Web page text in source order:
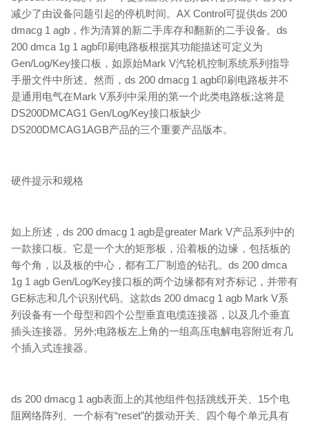
减少了由设备问题引起的停机时间。AX Control可提供ds 200
dmacg 1 agb，作为清算的新二手库存和翻新的二手设备。ds
200 dmca 1g 1 agb印刷电路板根据其功能描述可定义为
Gen/Log/Key接口板，如原始Mark V汽轮机控制系统系列指导
手册文件中所述。然而，ds 200 dmacg 1 agb印刷电路板并不
是通用电气在Mark V系列中采用的第一个此类电路板;这将是
DS200DMCAG1 Gen/Log/Key接口板缺少
DS200DMCAG1AGB产品的三个重要产品版本。
硬件提示和规格
如上所述，ds 200 dmacg 1 agb是greater Mark V产品系列中的
一款接口板。它是一个大的矩形板，沿着板的边缘，包括板的
每个角，以及板的中心，都有工厂制造的钻孔。ds 200 dmca
1g 1 agb Gen/Log/Key接口板的两个边缘都有对齐标记，并带有
GE标志和几个识别代码。这款ds 200 dmacg 1 agb Mark V系
列设备有一个母型和四个公型垂直电缆连接器，以及几个垂直
插头连接器。另外;电路板左上角的一组高压电解电容附近有几
个插入式连接器。
ds 200 dmacg 1 agb表面上的其他组件包括跳线开关、15个电
阻网络阵列、一个标有“reset”的拨动开关、四个每个单元具有